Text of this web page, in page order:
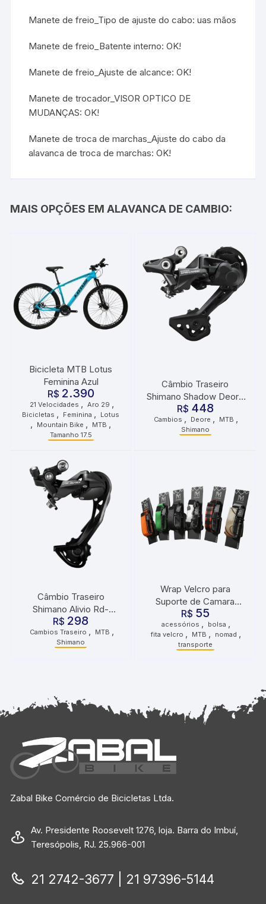
Manete de freio_Tipo de ajuste do cabo: uas mãos
Manete de freio_Batente interno: OK!
Manete de freio_Ajuste de alcance: OK!
Manete de trocador_VISOR OPTICO DE
MUDANÇAS: OK!
Manete de troca de marchas_Ajuste do cabo da
alavanca de troca de marchas: OK!
MAIS OPÇÕES EM ALAVANCA DE CAMBIO:
Bicicleta MTB Lotus
Feminina Azul
R$ 2.390
21 Velocidades Aro 29
Bicicletas Feminina Lotus
Mountain Bike MTB
Tamanho 17.5
Câmbio Traseiro
Shimano Shadow Deore
RD-M5120 SGS 10/11V
R$ 448
Cambios , Deore , MTB ,
Shimano
Câmbio Traseiro
Shimano Alivio Rd-
m3100 Sgs 9v Cage
Longo
R$ 298
Cambios Traseiro MTB
Shimano
Wrap Velcro para
Suporte de Camara
Nomad
R$ 55
acessórios , bolsa ,
fita velcro , MTB , nomad ,
transporte
Zabal Bike Comércio de Bicicletas Ltda.
Av. Presidente Roosevelt 1276, loja. Barra do Imbuí,
Teresópolis, RJ. 25.966-001
21 2742-3677 | 21 97396-5144